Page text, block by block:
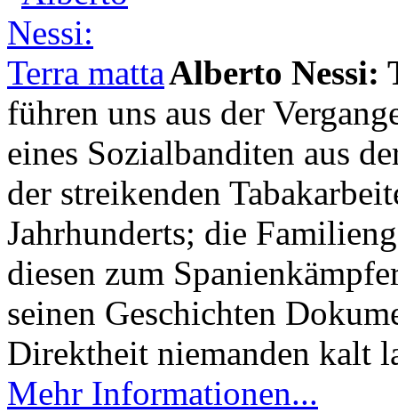
Alberto Nessi:
führen uns aus der
eines Sozialbanditen aus
der streikenden
Jahrhunderts; die
diesen zum
seinen Geschichten
Direktheit niemanden kalt
Mehr Informationen...